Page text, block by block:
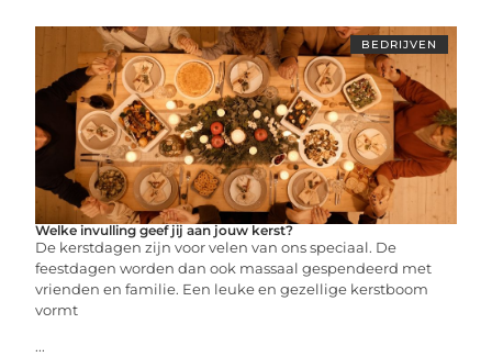
BEDRIJVEN
Welke invulling geef jij aan jouw kerst?
De kerstdagen zijn voor velen van ons speciaal. De
feestdagen worden dan ook massaal gespendeerd met
vrienden en familie. Een leuke en gezellige kerstboom
vormt
...